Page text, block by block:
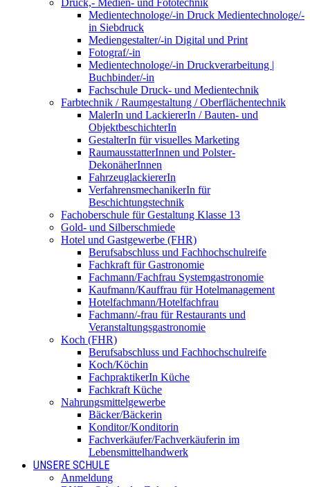
Druck,- Medien- und Fototechnik
Medientechnologe/-in Druck Medientechnologe/-
in Siebdruck
Mediengestalter/-in Digital und Print
Fotograf/-in
Medientechnologe/-in Druckverarbeitung |
Buchbinder/-in
Fachschule Druck- und Medientechnik
Farbtechnik / Raumgestaltung / Oberflächentechnik
MalerIn und LackiererIn / Bauten- und
ObjektbeschichterIn
GestalterIn für visuelles Marketing
RaumausstatterInnen und Polster-
DekonäherInnen
FahrzeuglackiererIn
VerfahrensmechanikerIn für
Beschichtungstechnik
Fachoberschule für Gestaltung Klasse 13
Gold- und Silberschmiede
Hotel und Gastgewerbe (FHR)
Berufsabschluss und Fachhochschulreife
Fachkraft für Gastronomie
Fachmann/Fachfrau Systemgastronomie
Kaufmann/Kauffrau für Hotelmanagement
Hotelfachmann/Hotelfachfrau
Fachmann/-frau für Restaurants und
Veranstaltungsgastronomie
Koch (FHR)
Berufsabschluss und Fachhochschulreife
Koch/Köchin
FachpraktikerIn Küche
Fachkraft Küche
Nahrungsmittelgewerbe
Bäcker/Bäckerin
Konditor/Konditorin
Fachverkäufer/Fachverkäuferin im
Lebensmittelhandwerk
UNSERE SCHULE
Anmeldung